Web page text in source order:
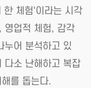
한 체험'이라는 시각
영업적 체험, 감각
누어 분석하고 있
다소 난해하고 복잡
를 돕는다.